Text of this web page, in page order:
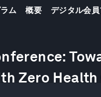
ム 概要 デジタル会
Zero Health